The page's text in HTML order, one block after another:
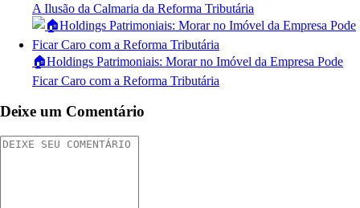
A Ilusão da Calmaria da Reforma Tributária
🏠Holdings Patrimoniais: Morar no Imóvel da Empresa Pode
Ficar Caro com a Reforma Tributária
Deixe um Comentário